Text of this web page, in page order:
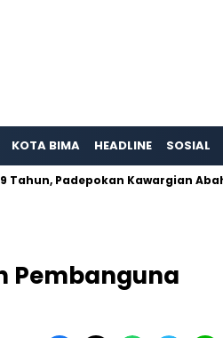
KOTA BIMA HEADLINE SOSIAL
Padepokan Kawargian Abah
Pembanguna